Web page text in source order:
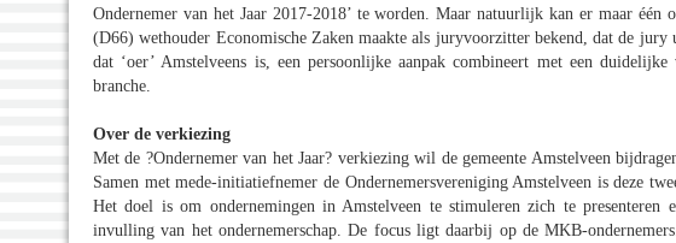
Ondernemer van het Jaar 2017-2018’ te worden. Maar natuurlijk kan er maar één
(D66) wethouder Economische Zaken maakte als juryvoorzitter bekend, dat de jury
dat ‘oer’ Amstelveens is, een persoonlijke aanpak combineert met een
branche.
Over de verkiezing
Met de ?Ondernemer van het Jaar? verkiezing wil de gemeente Amstelveen
Samen met mede-initiatiefnemer de Ondernemersvereniging Amstelveen is deze
Het doel is om ondernemingen in Amstelveen te stimuleren zich te presenteren
invulling van het ondernemerschap. De focus ligt daarbij op de MKB-